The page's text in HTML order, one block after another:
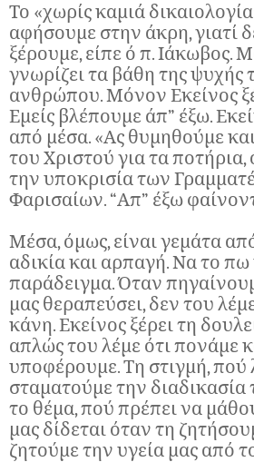
Το «χωρίς καμιά
αφήσουμε στην άκρη, γιατί
ξέρουμε, είπε ό π. Ιάκωβος.
γνωρίζει τα βάθη της ψυχής
ανθρώπου. Μόνον Εκείνος
Εμείς βλέπουμε άπ” έξω.
από μέσα. «Ας θυμηθούμε
του Χριστού για τα ποτήρια,
την υποκρισία των
Φαρισαίων. “Απ” έξω
Μέσα, όμως, είναι γεμάτα
αδικία και αρπαγή. Να το πω
παράδειγμα. Όταν
μας θεραπεύσει, δεν του
κάνη. Εκείνος ξέρει τη
απλώς του λέμε ότι πονάμε
υποφέρουμε. Τη στιγμή, πού
σταματούμε την διαδικασία
το θέμα, πού πρέπει να
μας δίδεται όταν τη
ζητούμε την υγεία μας από